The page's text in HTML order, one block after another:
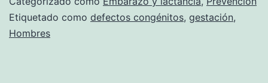
Etiquetado como defectos congénitos, gestación,
Hombres